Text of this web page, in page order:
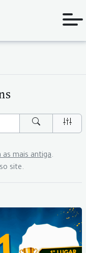
as mais antiga.
site.